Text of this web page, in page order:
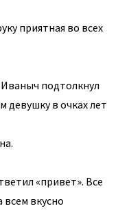
приятная во всех
Иваныч подтолкнул
в очках лет
«привет». Все
всем вкусно